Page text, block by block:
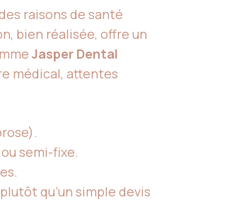
raisons de santé
bien réalisée, offre un
Jasper Dental
médical, attentes
semi-fixe.
qu’un simple devis